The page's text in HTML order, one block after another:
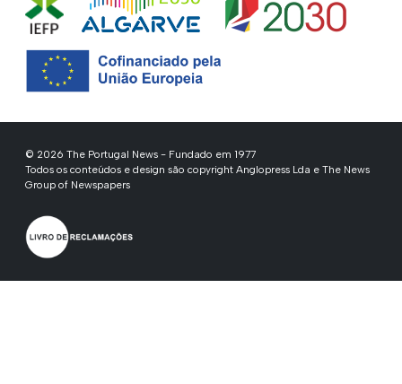
© 2026 The Portugal News - Fundado em 1977
Todos os conteúdos e design são copyright Anglopress Lda e The News
Group of Newspapers